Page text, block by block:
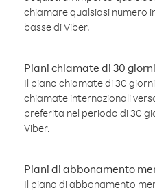
chiamare qualsiasi numero
basse di Viber.
Piani chiamate di 30 giorni
Il piano chiamate di 30
chiamate internazionali
preferita nel periodo di 30
Viber.
Piani di abbonamento
Il piano di abbonamento